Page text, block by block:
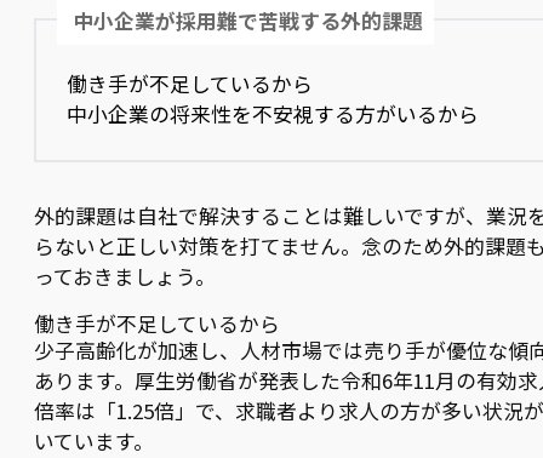
中小企業が採用難で苦戦する外的課題
働き手が不足しているから
中小企業の将来性を不安視する方がいるから
外的課題は自社で解決することは難しいですが、業況
らないと正しい対策を打てません。念のため外的課題
っておきましょう。
働き手が不足しているから
少子高齢化が加速し、人材市場では売り手が優位な傾
あります。厚生労働省が発表した令和6年11月の有効
倍率は「1.25倍」で、求職者より求人の方が多い状況
いています。